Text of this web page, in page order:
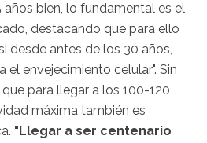
años bien, lo fundamental es el
destacando que para ello
desde antes de los 30 años,
el envejecimiento celular". Sin
para llegar a los 100-120
máxima también es
"Llegar a ser centenario